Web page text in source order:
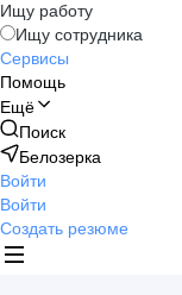
Ищу работу
Ищу сотрудника
Сервисы
Помощь
Ещё
Поиск
Белозерка
Войти
Войти
Создать резюме